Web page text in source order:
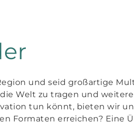
und seid großartige
Welt zu tragen und
tun könnt, bieten wir
Formaten erreichen? Eine